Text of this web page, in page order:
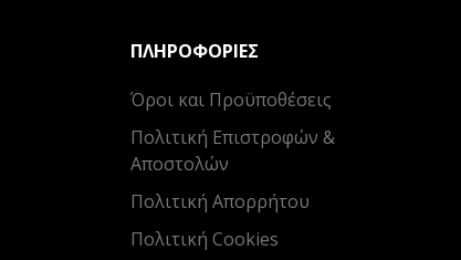
ΠΛΗΡΟΦΟΡΊΕΣ
Όροι και Προϋποθέσεις
Πολιτική Επιστροφών &
Αποστολών
Πολιτική Απορρήτου
Πολιτική Cookies